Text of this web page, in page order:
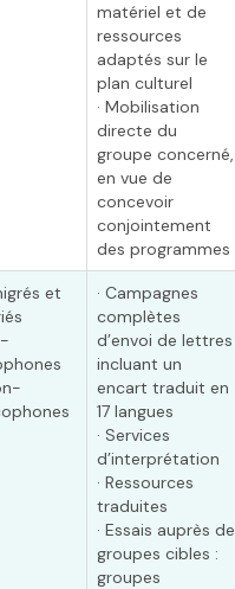
matériel et de
ressources
adaptés sur le
plan culturel
· Mobilisation
directe du
groupe concerné,
en vue de
concevoir
conjointement
des programmes
et
· Campagnes
complètes
d’envoi de lettres
incluant un
encart traduit en
17 langues
· Services
d’interprétation
· Ressources
traduites
· Essais auprès de
groupes cibles :
groupes